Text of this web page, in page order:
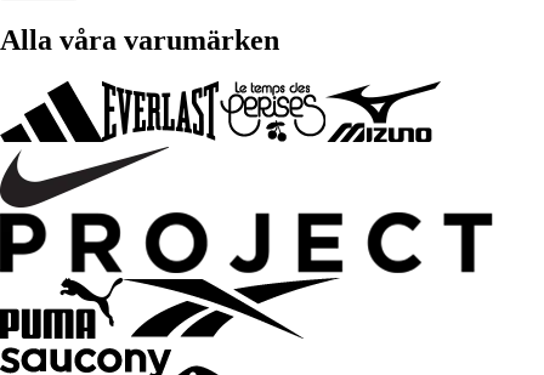
Alla våra varumärken